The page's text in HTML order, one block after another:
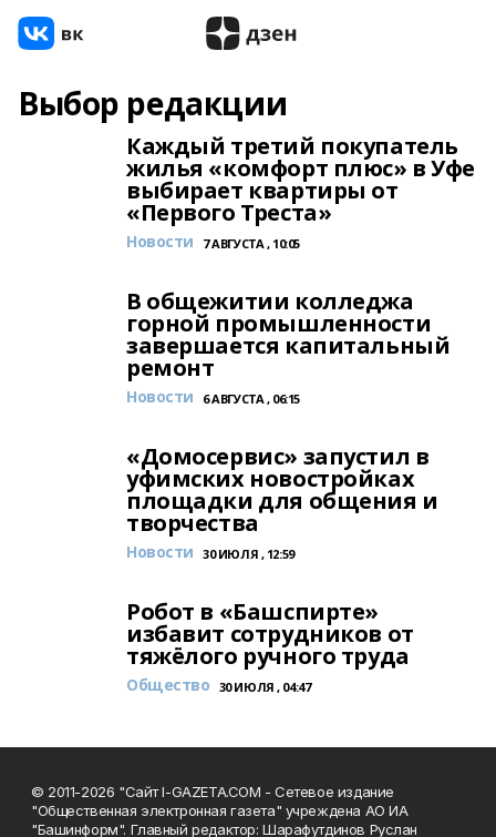
Выбор редакции
Каждый третий покупатель
жилья «комфорт плюс» в Уфе
выбирает квартиры от
«Первого Треста»
Новости 7 АВГУСТА , 10:05
В общежитии колледжа
горной промышленности
завершается капитальный
ремонт
Новости 6 АВГУСТА , 06:15
«Домосервис» запустил в
уфимских новостройках
площадки для общения и
творчества
Новости 30 ИЮЛЯ , 12:59
Робот в «Башспирте»
избавит сотрудников от
тяжёлого ручного труда
Общество 30 ИЮЛЯ , 04:47
© 2011-2026 "Сайт I-GAZETA.COM - Сетевое издание
"Общественная электронная газета" учреждена АО ИА
"Башинформ". Главный редактор: Шарафутдинов Руслан